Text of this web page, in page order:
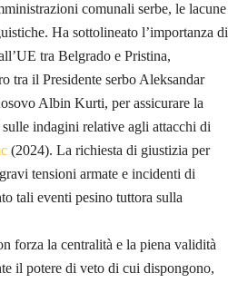
comunali serbe, le lacune
Ha sottolineato l’importanza di
tra Belgrado e Pristina,
tra il Presidente serbo Aleksandar
Albin Kurti, per assicurare la
indagini relative agli attacchi di
(2024). La richiesta di giustizia per
tensioni armate e incidenti di
tali eventi pesino tuttora sulla
forza la centralità e la piena validità
il potere di veto di cui dispongono,